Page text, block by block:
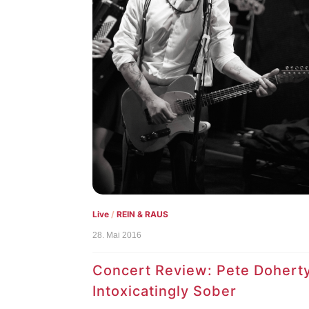
Live /REIN & RAUS
28. Mai 2016
Concert Review: Pete
Intoxicatingly Sober